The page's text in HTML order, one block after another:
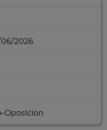
2026
Oposicion